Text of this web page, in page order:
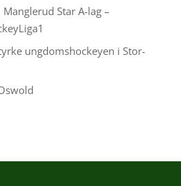
Star A-lag –
ungdomshockeyen i Stor-